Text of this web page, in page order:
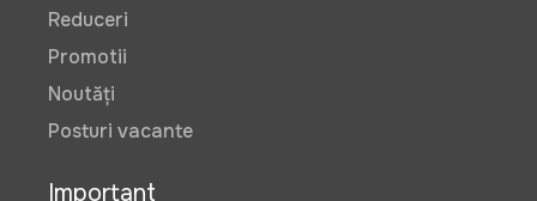
Reduceri
Promotii
Noutăți
Posturi vacante
Important